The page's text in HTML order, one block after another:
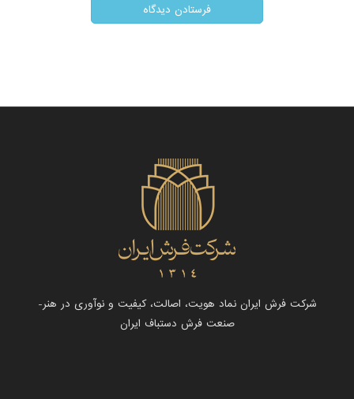
شرکت فرش ایران نماد هویت، اصالت، کیفیت و نوآوری در هنر-
صنعت فرش دستباف ایران